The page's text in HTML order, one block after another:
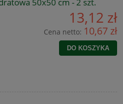
50x50 cm - 2 szt.
13,12 zł
Cena netto: 10,67 zł
DO KOSZYKA